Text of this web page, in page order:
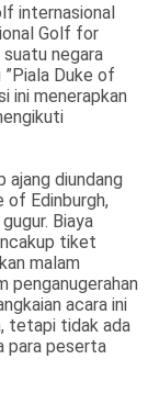
internasional
Golf for
negara
Duke of
ini menerapkan
ajang diundang
of Edinburgh,
Biaya
tiket
malam
penganugerahan
acara ini
tetapi tidak ada
para peserta